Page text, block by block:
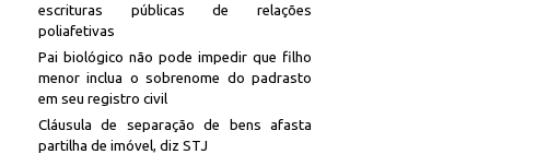
escrituras públicas de relações
poliafetivas
Pai biológico não pode impedir que filho
menor inclua o sobrenome do padrasto
em seu registro civil
Cláusula de separação de bens afasta
partilha de imóvel, diz STJ